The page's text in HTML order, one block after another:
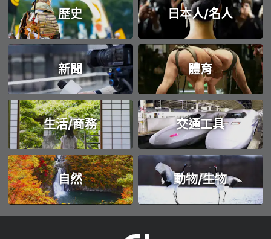
歷史 日本人/名人
新聞 體育
生活/商務 交通工具
自然 動物/生物